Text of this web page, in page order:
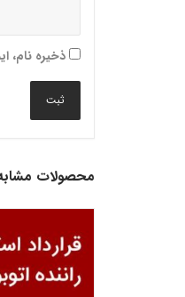
ذخیره نام،
محصولات